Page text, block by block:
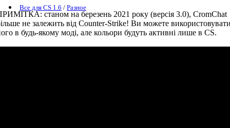
Все для CS 1.6 / Разное
станом на березень 2021 року (версія 3.0), CromChat
не залежить від Counter-Strike! Ви можете
в будь-якому моді, але кольори будуть активні лише в CS.